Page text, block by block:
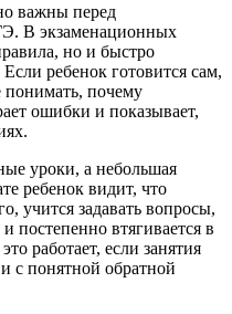
важны перед
В экзаменационных
но и быстро
ребенок готовится сам,
почему
ошибки и показывает,
уроки, а небольшая
ребенок видит, что
учится задавать вопросы,
постепенно втягивается в
работает, если занятия
с понятной обратной